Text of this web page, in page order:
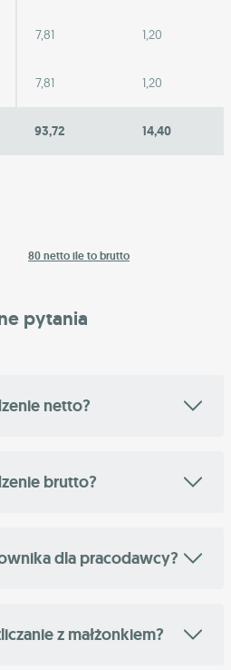
7,81 1,20
7,81 1,20
93,72 14,40
80 netto ile to brutto
pytania
netto?
brutto?
dla pracodawcy?
z małżonkiem?